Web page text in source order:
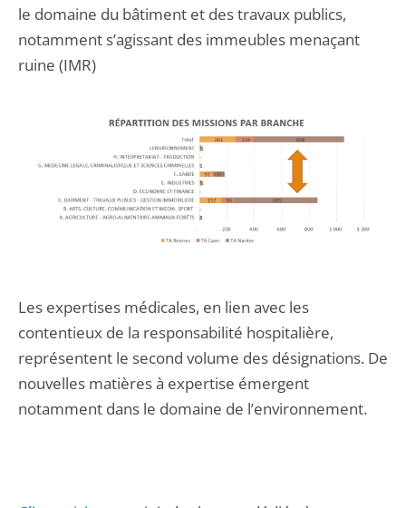
le domaine du bâtiment et des travaux publics,
notamment s’agissant des immeubles menaçant
ruine (IMR)
Les expertises médicales, en lien avec les
contentieux de la responsabilité hospitalière,
représentent le second volume des désignations. De
nouvelles matières à expertise émergent
notamment dans le domaine de l’environnement.